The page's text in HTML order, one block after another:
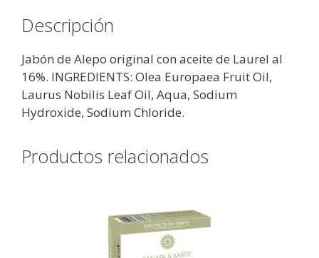
Tempo
cantidad
Descripción
Jabón de Alepo original con aceite de Laurel al
16%. INGREDIENTS: Olea Europaea Fruit Oil,
Laurus Nobilis Leaf Oil, Aqua, Sodium
Hydroxide, Sodium Chloride.
Productos relacionados